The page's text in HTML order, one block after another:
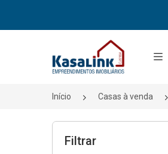
Página inicial
Início Casas à venda
Filtrar